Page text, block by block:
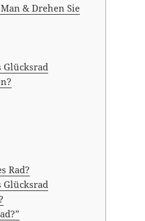
& Drehen Sie
Glücksrad
Rad?
Glücksrad